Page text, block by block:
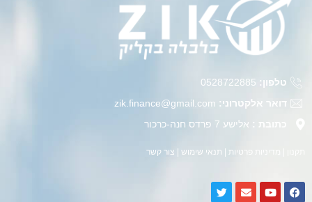
טלפון:
דואר אלקטרוני: zik.finance@gmail.com
כתובת : אלישע 7 פרדס חנה-כרכור
מדיניות פרטיות תנאי שימוש צור קשר